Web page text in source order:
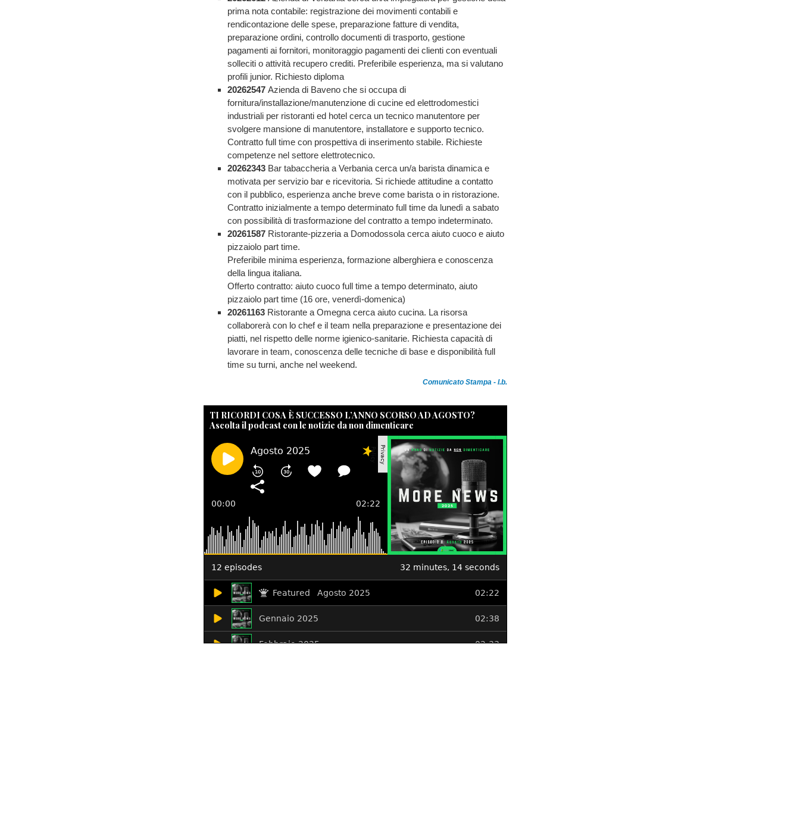
prima nota contabile: registrazione dei movimenti contabili e
rendicontazione delle spese, preparazione fatture di vendita,
preparazione ordini, controllo documenti di trasporto, gestione
pagamenti ai fornitori, monitoraggio pagamenti dei clienti con eventuali
solleciti o attività recupero crediti. Preferibile esperienza, ma si valutano
profili junior. Richiesto diploma
20262547 Azienda di Baveno che si occupa di
fornitura/installazione/manutenzione di cucine ed elettrodomestici
industriali per ristoranti ed hotel cerca un tecnico manutentore per
svolgere mansione di manutentore, installatore e supporto tecnico.
Contratto full time con prospettiva di inserimento stabile. Richieste
competenze nel settore elettrotecnico.
20262343 Bar tabaccheria a Verbania cerca un/a barista dinamica e
motivata per servizio bar e ricevitoria. Si richiede attitudine a contatto
con il pubblico, esperienza anche breve come barista o in ristorazione.
Contratto inizialmente a tempo determinato full time da lunedì a sabato
con possibilità di trasformazione del contratto a tempo indeterminato.
20261587 Ristorante-pizzeria a Domodossola cerca aiuto cuoco e aiuto
pizzaiolo part time.
Preferibile minima esperienza, formazione alberghiera e conoscenza
della lingua italiana.
Offerto contratto: aiuto cuoco full time a tempo determinato, aiuto
pizzaiolo part time (16 ore, venerdì-domenica)
20261163 Ristorante a Omegna cerca aiuto cucina. La risorsa
collaborerà con lo chef e il team nella preparazione e presentazione dei
piatti, nel rispetto delle norme igienico-sanitarie. Richiesta capacità di
lavorare in team, conoscenza delle tecniche di base e disponibilità full
time su turni, anche nel weekend.
Comunicato Stampa - l.b.
TI RICORDI COSA È SUCCESSO L’ANNO SCORSO AD AGOSTO?
Ascolta il podcast con le notizie da non dimenticare